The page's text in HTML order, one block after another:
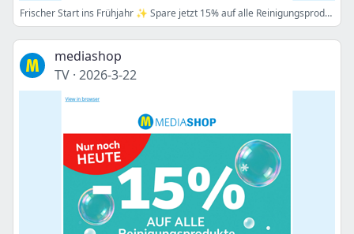
Frischer Start ins Frühjahr ✨ Spare jetzt 15% auf alle Reinigungsprodukte!*
mediashop
TV · 2026-3-22